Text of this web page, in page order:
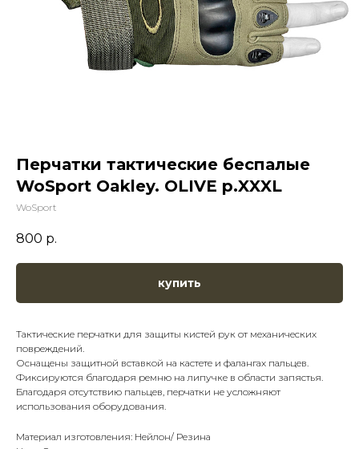
Перчатки тактические беспалые
WoSport Oakley. OLIVE р.XXXL
WoSport
800 р.
купить
Тактические перчатки для защиты кистей рук от механических
повреждений.
Оснащены защитной вставкой на кастете и фалангах пальцев.
Фиксируются благодаря ремню на липучке в области запястья.
Благодаря отсутствию пальцев, перчатки не усложняют
использования оборудования.
Материал изготовления: Нейлон/ Резина